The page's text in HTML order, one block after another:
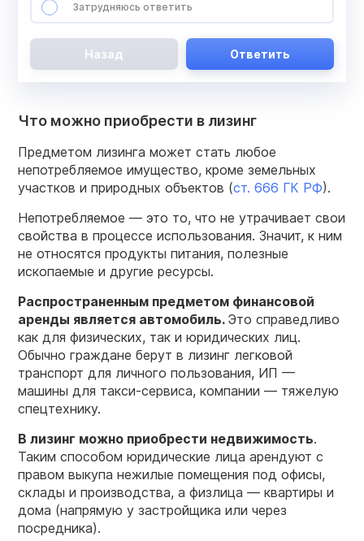
Затрудняюсь ответить
Назад Ответить
Что можно приобрести в лизинг
Предметом лизинга может стать любое
непотребляемое имущество, кроме земельных
участков и природных объектов (ст. 666 ГК РФ).
Непотребляемое — это то, что не утрачивает свои
свойства в процессе использования. Значит, к ним
не относятся продукты питания, полезные
ископаемые и другие ресурсы.
Распространенным предметом финансовой
аренды является автомобиль. Это справедливо
как для физических, так и юридических лиц.
Обычно граждане берут в лизинг легковой
транспорт для личного пользования, ИП —
машины для такси-сервиса, компании — тяжелую
спецтехнику.
В лизинг можно приобрести недвижимость.
Таким способом юридические лица арендуют с
правом выкупа нежилые помещения под офисы,
склады и производства, а физлица — квартиры и
дома (напрямую у застройщика или через
посредника).